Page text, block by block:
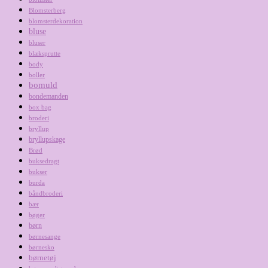
Blomsterberg
blomsterdekoration
bluse
bluser
blæksprutte
body
boller
bomuld
bondemanden
box bag
broderi
bryllup
bryllupskage
Brød
buksedragt
bukser
burda
båndbroderi
bær
bøger
børn
børnesange
børnesko
børnetøj